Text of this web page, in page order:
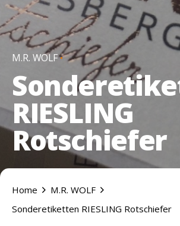
M.R. WOLF
RIESLING
Rotschiefer
Home
M.R. WOLF
Sonderetiketten RIESLING Rotschiefer